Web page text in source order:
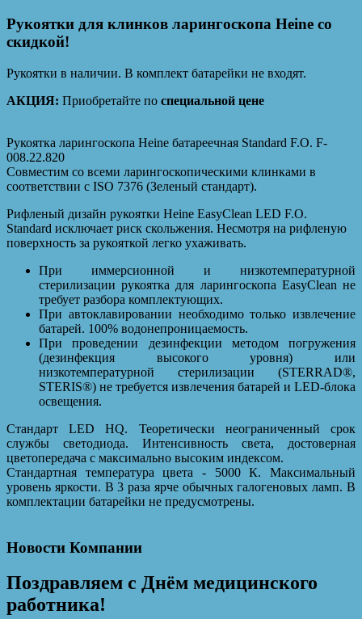
Рукоятки для клинков ларингоскопа Heine со
скидкой!
Рукоятки в наличии. В комплект батарейки не входят.
АКЦИЯ: Приобретайте по специальной цене
Рукоятка ларингоскопа Heine батареечная Standard F.O. F-
008.22.820
Совместим со всеми ларингоскопическими клинками в
соответствии с ISO 7376 (Зеленый стандарт).
Рифленый дизайн рукоятки Heine EasyClean LED F.O.
Standard исключает риск скольжения. Несмотря на рифленую
поверхность за рукояткой легко ухаживать.
При иммерсионной и низкотемпературной
стерилизации рукоятка для ларингоскопа EasyClean не
требует разбора комплектующих.
При автоклавировании необходимо только извлечение
батарей. 100% водонепроницаемость.
При проведении дезинфекции методом погружения
(дезинфекция высокого уровня) или
низкотемпературной стерилизации (STERRAD®,
STERIS®) не требуется извлечения батарей и LED-блока
освещения.
Стандарт LED HQ. Теоретически неограниченный срок
службы светодиода. Интенсивность света, достоверная
цветопередача с максимально высоким индексом.
Стандартная температура цвета - 5000 К. Максимальный
уровень яркости. В 3 раза ярче обычных галогеновых ламп. В
комплектации батарейки не предусмотрены.
Новости Компании
Поздравляем с Днём медицинского
работника!